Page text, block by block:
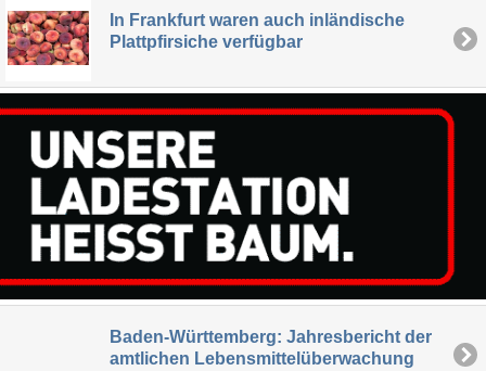
In Frankfurt waren auch inländische
Plattpfirsiche verfügbar
Baden-Württemberg: Jahresbericht der
amtlichen Lebensmittelüberwachung